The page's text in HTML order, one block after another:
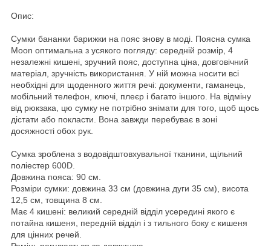
Опис:
Сумки бананки барижки на пояс знову в моді. Поясна сумка
Moon оптимальна з усякого погляду: середній розмір, 4
незалежні кишені, зручний пояс, доступна ціна, довговічний
матеріал, зручність використання. У ній можна носити всі
необхідні для щоденного життя речі: документи, гаманець,
мобільний телефон, ключі, плеєр і багато іншого. На відміну
від рюкзака, цю сумку не потрібно знімати для того, щоб щось
дістати або покласти. Вона завжди перебуває в зоні
досяжності обох рук.
Сумка зроблена з водовідштовхувальної тканини, щільний
поліестер 600D.
Довжина пояса: 90 см.
Розміри сумки: довжина 33 см (довжина дуги 35 см), висота
12,5 см, товщина 8 см.
Має 4 кишені: великий середній відділ усередині якого є
потайна кишеня, передній відділ і з тильного боку є кишеня
для цінних речей.